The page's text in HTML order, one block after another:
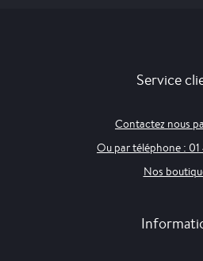
Service
Contactez nous
Ou par téléphone :
Nos